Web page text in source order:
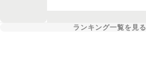
ランキング一覧を見る